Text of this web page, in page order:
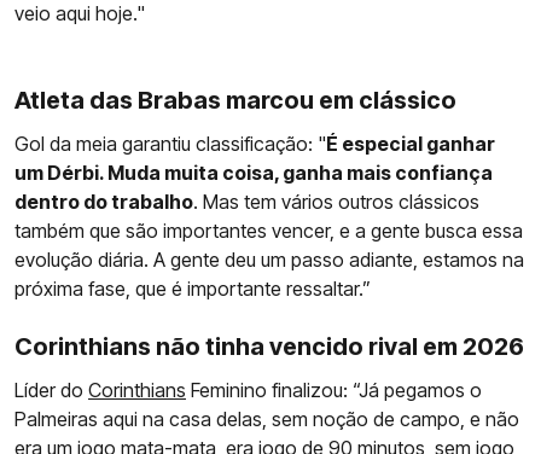
veio aqui hoje."
Atleta das Brabas marcou em clássico
Gol da meia garantiu classificação: "É especial ganhar
um Dérbi. Muda muita coisa, ganha mais confiança
dentro do trabalho. Mas tem vários outros clássicos
também que são importantes vencer, e a gente busca essa
evolução diária. A gente deu um passo adiante, estamos na
próxima fase, que é importante ressaltar.”
Corinthians não tinha vencido rival em 2026
Líder do Corinthians Feminino finalizou: “Já pegamos o
Palmeiras aqui na casa delas, sem noção de campo, e não
era um jogo mata-mata, era jogo de 90 minutos, sem jogo